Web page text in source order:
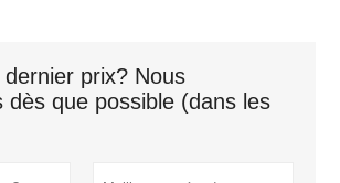
prix? Nous
dès que possible (dans les